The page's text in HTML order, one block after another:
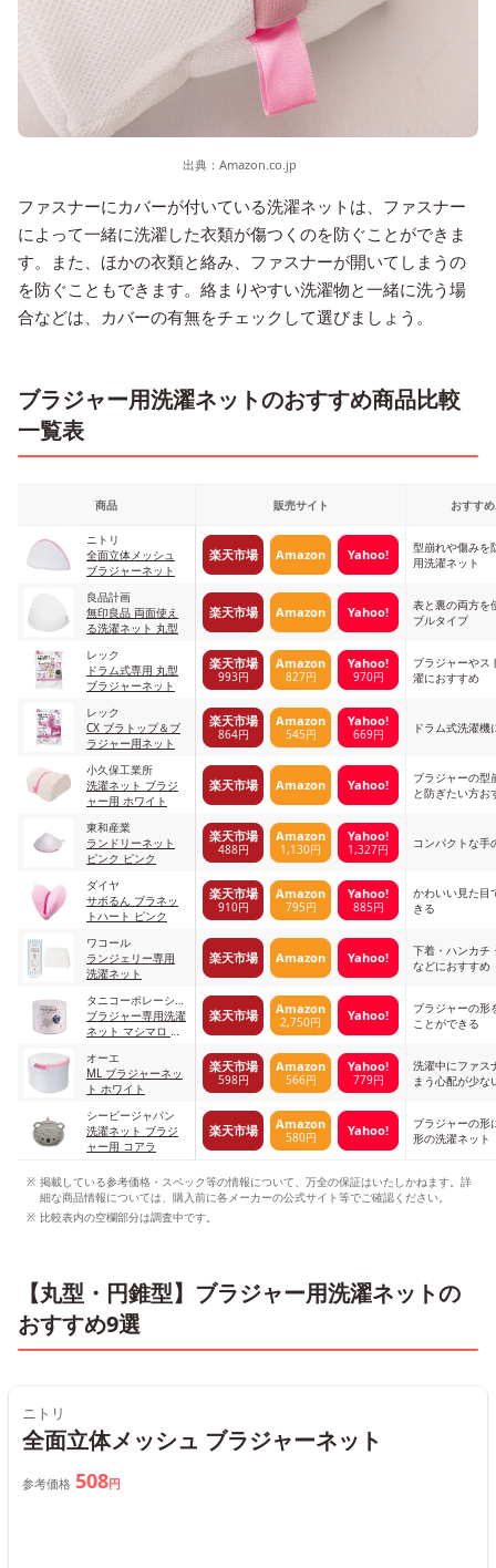
出典： Amazon.co.jp
ファスナーにカバーが付いている洗濯ネットは、ファスナー
によって一緒に洗濯した衣類が傷つくのを防ぐことができま
す。また、ほかの衣類と絡み、ファスナーが開いてしまうの
を防ぐこともできます。絡まりやすい洗濯物と一緒に洗う場
合などは、カバーの有無をチェックして選びましょう。
ブラジャー用洗濯ネットのおすすめ商品比較
一覧表
商品 販売サイト おすす
ニトリ
全面立体メッシュ
ブラジャーネット
楽天市場 Amazon Yahoo!
型崩れや傷みを
用洗濯ネット
良品計画
無印良品 両面使え
る洗濯ネット 丸型
楽天市場 Amazon Yahoo!
表と裏の両方を
ブルタイプ
レック
ドラム式専用 丸型
ブラジャーネット
楽天市場
993円
Amazon
827円
Yahoo!
970円
ブラジャーやス
濯におすすめ
レック
CX ブラトップ＆ブ
ラジャー用ネット
楽天市場
864円
Amazon
545円
Yahoo!
669円 ドラム式洗濯機
小久保工業所
洗濯ネット ブラジ
ャー用 ホワイト
楽天市場 Amazon Yahoo!
ブラジャーの型
と防ぎたい方お
東和産業
ランドリーネット
ピンク ピンク
楽天市場
488円
Amazon
1,130円
Yahoo!
1,327円 コンパクトな手
ダイヤ
サボるん ブラネッ
トハート ピンク
楽天市場
910円
Amazon
795円
Yahoo!
885円
かわいい見た目
きる
ワコール
ランジェリー専用
洗濯ネット
楽天市場 Amazon Yahoo!
下着・ハンカチ
などにおすすめ
タニコーポレーショ
ン
ブラジャー専用洗濯
ネット マシマロ 普
楽天市場 Amazon
2,750円 Yahoo!
ブラジャーの形
ことができる
オーエ
ML ブラジャーネッ
ト ホワイト
楽天市場
598円
Amazon
566円
Yahoo!
779円
洗濯中にファス
まう心配が少な
シービージャパン
洗濯ネット ブラジ
ャー用 コアラ
楽天市場 Amazon
580円 Yahoo!
ブラジャーの形
形の洗濯ネット
掲載している参考価格・スペック等の情報について、万全の保証はいたしかねます。詳
細な商品情報については、購入前に各メーカーの公式サイト等でご確認ください。
比較表内の空欄部分は調査中です。
【丸型・円錐型】ブラジャー用洗濯ネットの
おすすめ9選
ニトリ
全面立体メッシュ ブラジャーネット
参考価格 508円